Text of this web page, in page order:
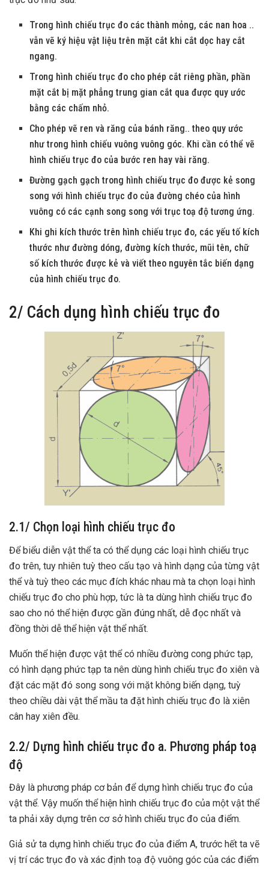
Trong hình chiếu trục đo các thành mỏng, các nan hoa ..
vẫn vẽ ký hiệu vật liệu trên mặt cắt khi cắt dọc hay cắt
ngang.
Trong hình chiếu trục đo cho phép cắt riêng phần, phần
mặt cắt bị mặt phẳng trung gian cắt qua được quy ước
bằng các chấm nhỏ.
Cho phép vẽ ren và răng của bánh răng.. theo quy ước
như trong hình chiếu vuông vuông góc. Khi cần có thể vẽ
hình chiếu trục đo của bước ren hay vài răng.
Đường gạch gạch trong hình chiếu trục đo được kẻ song
song với hình chiếu trục đo của đường chéo của hình
vuông có các cạnh song song với trục toạ độ tương ứng.
Khi ghi kích thước trên hình chiếu trục đo, các yếu tố kích
thước như đường dóng, đường kích thước, mũi tên, chữ
số kích thước được kẻ và viết theo nguyên tắc biến dạng
của hình chiếu trục đo.
2/ Cách dụng hình chiếu trục đo
2.1/ Chọn loại hình chiếu trục đo
Để biểu diễn vật thể ta có thể dụng các loại hình chiếu trục
đo trên, tuy nhiên tuỳ theo cấu tạo và hình dạng của từng vật
thể và tuỳ theo các mục đích khác nhau mà ta chọn loại hình
chiếu trục đo cho phù hợp, tức là ta dùng hình chiếu trục đo
sao cho nó thể hiện được gần đúng nhất, dễ đọc nhất và
đồng thời dễ thể hiện vật thể nhất.
Muốn thể hiện được vật thể có nhiều đường cong phức tạp,
có hình dạng phức tạp ta nên dùng hình chiếu trục đo xiên và
đặt các mặt đó song song với mặt không biến dạng, tuỳ
theo chiều dài vật thể mầu ta đặt hình chiếu trục đo là xiên
cân hay xiên đều.
2.2/ Dựng hình chiếu trục đo a. Phương pháp toạ
độ
Đây là phương pháp cơ bản để dựng hình chiếu trục đo của
vật thể. Vậy muốn thể hiện hình chiếu trục đo của một vật thể
ta phải xây dựng trên cơ sở hình chiếu trục đo của điểm.
Giả sử ta dựng hình chiếu trục đo của điểm A, trước hết ta vẽ
vị trí các trục đo và xác định toạ độ vuông góc của các điểm